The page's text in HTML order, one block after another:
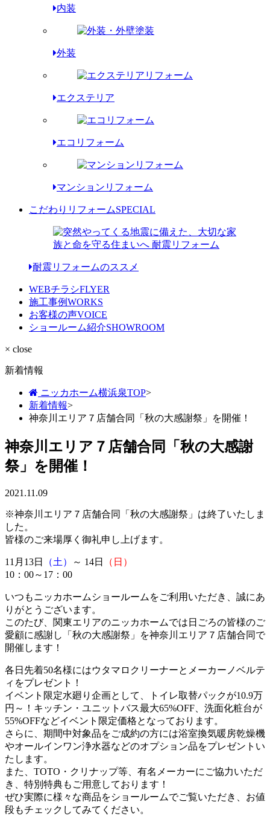
内装
外装
エクステリア
エコリフォーム
マンションリフォーム
こだわりリフォームSPECIAL
耐震リフォームのススメ
WEBチラシFLYER
施工事例WORKS
お客様の声VOICE
ショールーム紹介SHOWROOM
× close
新着情報
ニッカホーム横浜泉TOP>
新着情報>
神奈川エリア７店舗合同「秋の大感謝祭」を開催！
神奈川エリア７店舗合同「秋の大感謝
祭」を開催！
2021.11.09
※神奈川エリア７店舗合同「秋の大感謝祭」は終了いたしま
した。
皆様のご来場厚く御礼申し上げます。
11月13日 （土） ～ 14日
（日）
10：00～17：00
いつもニッカホームショールームをご利用いただき、誠にあ
りがとうございます。
このたび、関東エリアのニッカホームでは日ごろの皆様のご
愛顧に感謝し「秋の大感謝祭」を神奈川エリア７店舗合同で
開催します！
各日先着50名様にはウタマロクリーナーとメーカーノベルテ
ィをプレゼント！
イベント限定水廻り企画として、トイレ取替パックが10.9万
円～！キッチン・ユニットバス最大65%OFF、洗面化粧台が
55%OFFなどイベント限定価格となっております。
さらに、期間中対象品をご成約の方には浴室換気暖房乾燥機
やオールインワン浄水器などのオプション品をプレゼントい
たします。
また、TOTO・クリナップ等、有名メーカーにご協力いただ
き、特別特典もご用意しております！
ぜひ実際に様々な商品をショールームでご覧いただき、お値
段もチェックしてみてください。